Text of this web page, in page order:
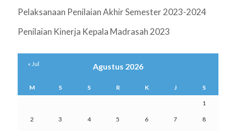
Pelaksanaan Penilaian Akhir Semester 2023-2024
Penilaian Kinerja Kepala Madrasah 2023
Agustus 2026
M S S R K J S
1
2 3 4 5 6 7 8
« Jul